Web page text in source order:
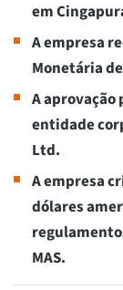
em
A empresa
Monetária
A
entidade
Ltd.
A empresa
dólares
MAS.